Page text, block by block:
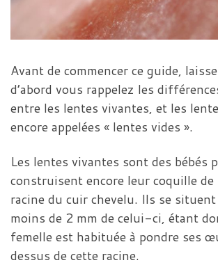
Avant de commencer ce guide,
d’abord vous rappelez les
entre les lentes vivantes, et les
encore appelées « lentes vides ».
Les lentes vivantes sont des bébés
construisent encore leur coquille de
racine du cuir chevelu. Ils se situent
moins de 2 mm de celui-ci, étant
femelle est habituée à pondre ses
dessus de cette racine.